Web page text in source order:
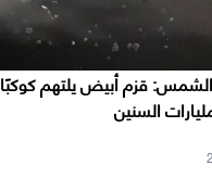
قزم أبيض يلتهم كوكبًا
السنين